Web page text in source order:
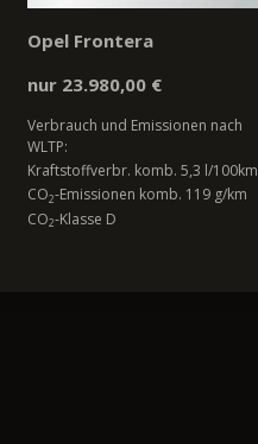
Opel Frontera
nur 23.980,00 €
Verbrauch und Emissionen nach
WLTP:
Kraftstoffverbr. komb. 5,3 l/100km
CO2-Emissionen komb. 119 g/km
CO2-Klasse D